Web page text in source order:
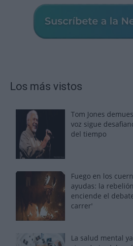
Los más vistos
Tom Jones
voz sigue
del tiempo
Fuego en los
ayudas: la
enciende el
carrer'
La salud mental